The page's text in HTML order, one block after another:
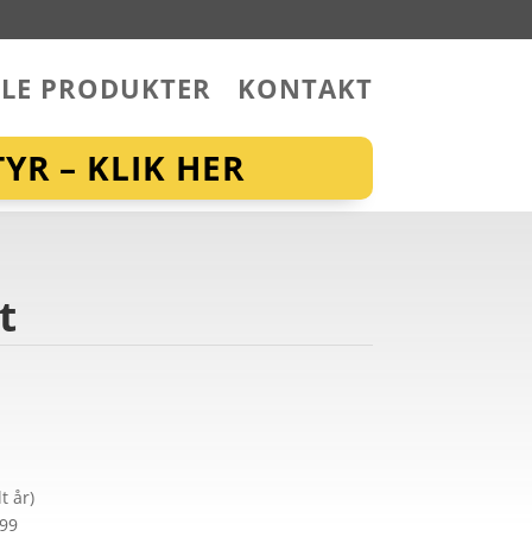
PRODUKTER KONTAKT
– KLIK HER
år)